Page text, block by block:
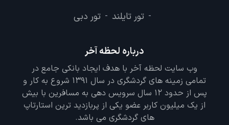
- تور تایلند - تور دبی
درباره لحظه آخر
وب سایت لحظه آخر با هدف ایجاد بانکی جامع در
تمامی زمینه های گردشگری در سال 1391 شروع به کار و
پس از حدود 12 سال سرویس دهی به مسافرین با بیش
از یک میلیون کاربر عضو یکی از پربازدید ترین استارتاپ
های گردشگری می باشد.